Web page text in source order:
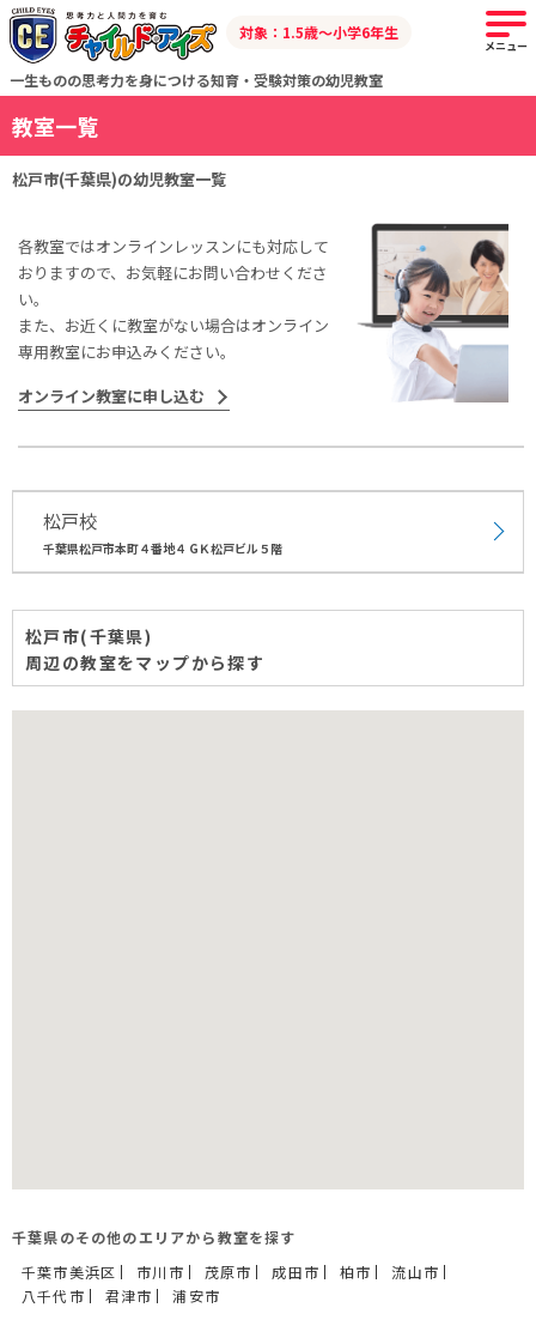
一生ものの思考力を身につける知育・受験対策の幼児教室
対象：1.5歳～小学6年生
メニュー
教室一覧
松戸市(千葉県)の幼児教室一覧
各教室ではオンラインレッスンにも対応して
おりますので、お気軽にお問い合わせくださ
い。
また、お近くに教室がない場合はオンライン
専用教室にお申込みください。
オンライン教室に申し込む
松戸校
千葉県松戸市本町４番地４ GＫ松戸ビル５階
松戸市(千葉県)
周辺の教室をマップから探す
千葉県のその他のエリアから教室を探す
千葉市美浜区
市川市 茂原市 成田市 柏市
流山市
八千代市
君津市 浦安市